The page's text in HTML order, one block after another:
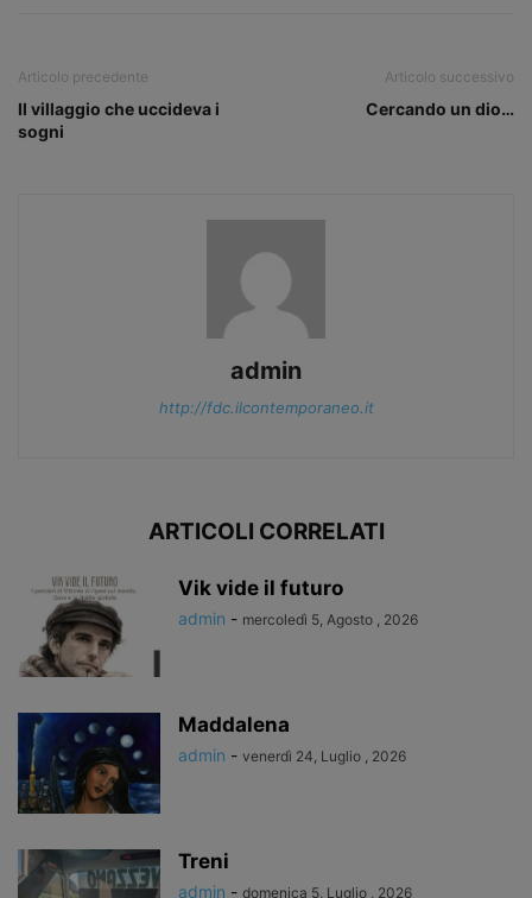
Articolo precedente
Il villaggio che uccideva i
sogni
Articolo successivo
Cercando un dio…
admin
http://fdc.ilcontemporaneo.it
ARTICOLI CORRELATI
Vik vide il futuro
admin - mercoledì 5, Agosto , 2026
Maddalena
admin - venerdì 24, Luglio , 2026
Treni
admin - domenica 5, Luglio , 2026